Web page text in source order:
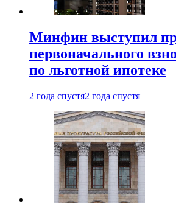
Минфин выступил
первоначального
по льготной ипотеке
2 года спустя2 года спустя